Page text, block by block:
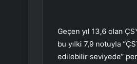
Geçen yıl 13,6 olan
bu yılki 7,9 notuyla
edilebilir seviyede”